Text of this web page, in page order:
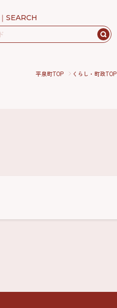
SEARCH
平泉町TOP くらし・町政TOP